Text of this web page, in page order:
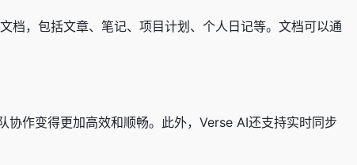
档，包括文章、笔记、项目计划、个人日记等。文档可以通
作变得更加高效和顺畅。此外，Verse AI还支持实时同步